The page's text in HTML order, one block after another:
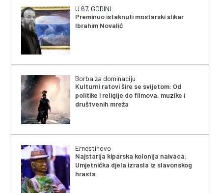
U 67. GODINI
Preminuo istaknuti mostarski slikar
Ibrahim Novalić
Borba za dominaciju
Kulturni ratovi šire se svijetom: Od
politike i religije do filmova, muzike i
društvenih mreža
Ernestinovo
Najstarija kiparska kolonija naivaca:
Umjetnička djela izrasla iz slavonskog
hrasta